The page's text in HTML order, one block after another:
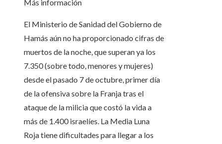
Más información
El Ministerio de Sanidad del Gobierno de
Hamás aún no ha proporcionado cifras de
muertos de la noche, que superan ya los
7.350 (sobre todo, menores y mujeres)
desde el pasado 7 de octubre, primer día
de la ofensiva sobre la Franja tras el
ataque de la milicia que costó la vida a
más de 1.400 israelíes. La Media Luna
Roja tiene dificultades para llegar a los